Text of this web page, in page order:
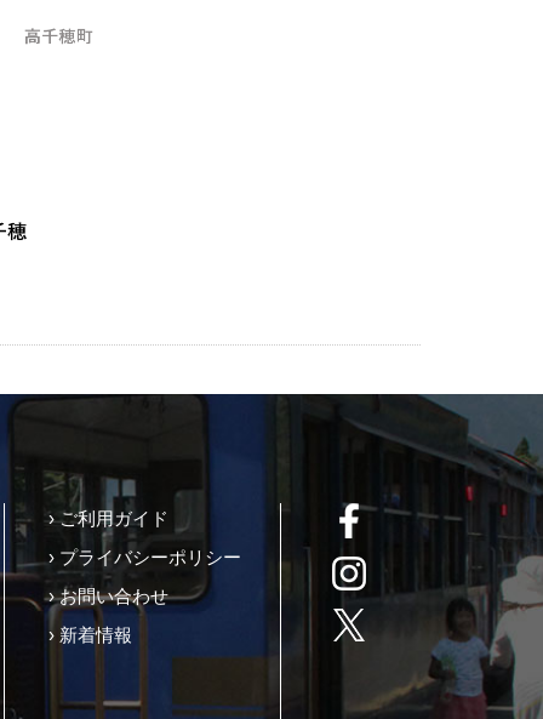
› ご利用ガイド
› プライバシーポリシー
› お問い合わせ
› 新着情報